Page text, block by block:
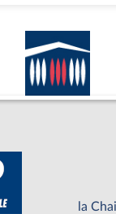
la